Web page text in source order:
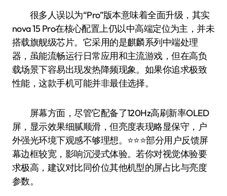
很多人误以为“Pro”版本意味着全面升级，其实
nova 15 Pro在核心配置上仍以中高端定位为主，并未
搭载旗舰级芯片。它采用的是麒麟系列中端处理
器，虽能流畅运行日常应用和主流游戏，但在高负
载场景下容易出现发热降频现象。如果你追求极致
性能，这款手机可能并非最佳选择。
屏幕方面，尽管它配备了120Hz高刷新率OLED
屏，显示效果细腻顺滑，但亮度表现略显保守，户
外强光环境下观感不够理想。⭐️⭐️⭐️部分用户反馈屏
幕边框较宽，影响沉浸式体验。若你对视觉体验要
求极高，建议对比同价位其他机型的屏占比与亮度
参数。